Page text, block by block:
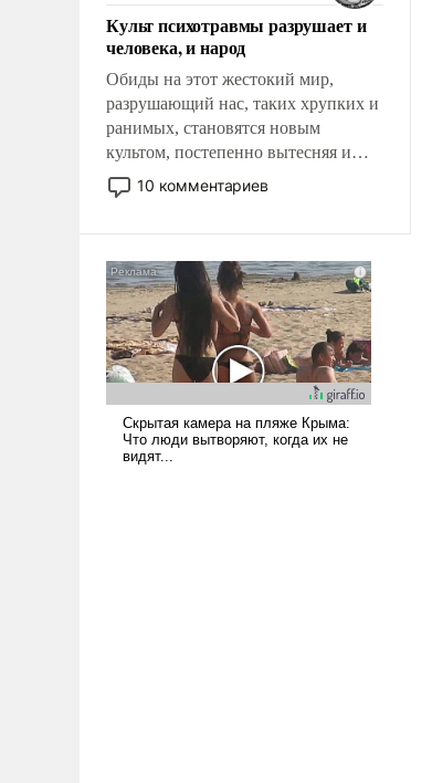
Культ психотравмы разрушает и
человека, и народ
Обиды на этот жестокий мир,
разрушающий нас, таких хрупких и
ранимых, становятся новым
культом, постепенно вытесняя и
отменяя традиционное требование к
человеку – быть мужественным и
слабым, идти вперед и
адаптироваться.
10 комментариев